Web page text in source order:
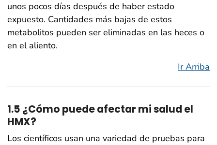
unos pocos días después de haber estado
expuesto. Cantidades más bajas de estos
metabolitos pueden ser eliminadas en las heces o
en el aliento.
Ir Arriba
1.5 ¿Cómo puede afectar mi salud el
HMX?
Los científicos usan una variedad de pruebas para